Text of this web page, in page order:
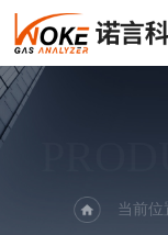
当前位